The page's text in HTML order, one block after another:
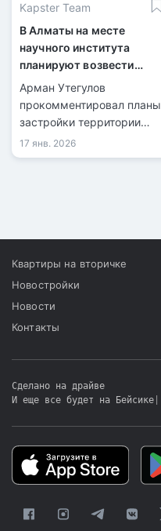
Kapster Team
В Алматы на месте
научного института
планируют возвести
жилые дома
Арман Утегулов
прокомментировал планы
застройки территории
института.
17 янв. 2026
Квартиры на вторичке
Новостройки
Новости
Контакты
Сделано на драйве
И еще все будет на Бейсике